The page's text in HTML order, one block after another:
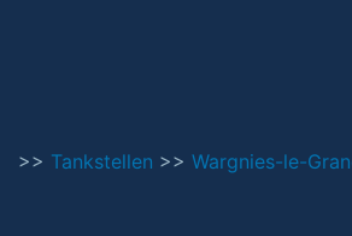
>> Tankstellen >> Wargnies-le-